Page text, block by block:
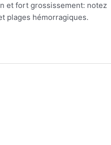
et fort grossissement: notez
plages hémorragiques.